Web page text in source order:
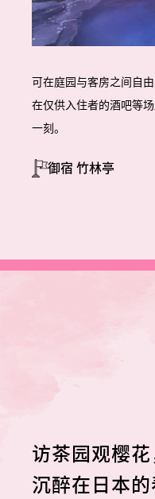
可在庭园与客房之间自
在仅供入住者的酒吧等
一刻。
御宿 竹林亭
访茶园观樱花
沉醉在日本